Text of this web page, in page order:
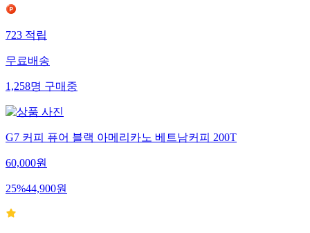
723적립
무료배송
1,258명구매중
G7 커피 퓨어 블랙 아메리카노 베트남커피 200T
60,000원
25%44,900원